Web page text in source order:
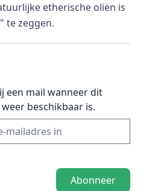
etherische oliën is
te zeggen.
een mail wanneer dit
beschikbaar is.
Abonneer